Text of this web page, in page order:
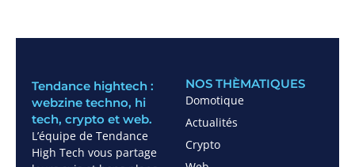
Tendance hightech :
webzine techno, hi
tech, crypto et web.
L’équipe de Tendance
High Tech vous partage
NOS THÈMATIQUES
Domotique
Actualités
Crypto